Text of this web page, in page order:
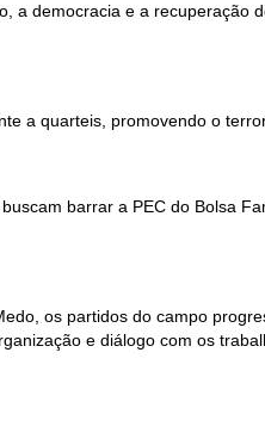
democracia e a
a quarteis, promovendo o
barrar a PEC do Bolsa
os partidos do campo
e diálogo com os